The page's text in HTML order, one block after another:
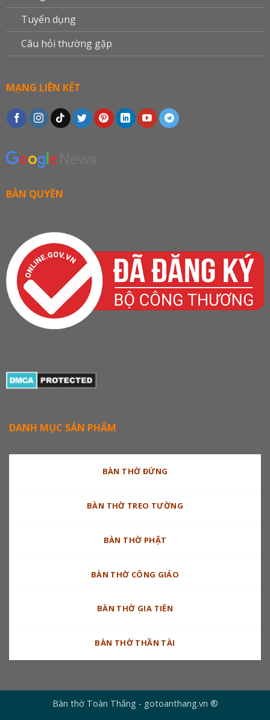
Tuyển dụng
Câu hỏi thường gặp
MẠNG LIÊN KẾT
BẢN QUYỀN
DANH MỤC SẢN PHẨM
BÀN THỜ ĐỨNG
BÀN THỜ TREO TƯỜNG
BÀN THỜ PHẬT
BÀN THỜ CÔNG GIÁO
BÀN THỜ GIA TIÊN
BÀN THỜ THẦN TÀI
Bàn thờ Toàn Thắng - gotoanthang.vn ®